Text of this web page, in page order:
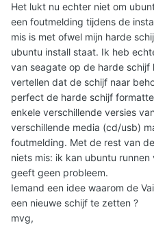
Het lukt nu echter niet om
een foutmelding tijdens de
mis is met ofwel mijn harde
ubuntu install staat. Ik heb
van seagate op de harde
vertellen dat de schijf naar
perfect de harde schijf
enkele verschillende versies
verschillende media (cd/usb)
foutmelding. Met de rest van
niets mis: ik kan ubuntu
geeft geen probleem.
Iemand een idee waarom de
een nieuwe schijf te zetten ?
mvg,